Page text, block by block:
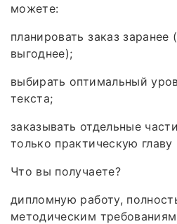
можете:
планировать заказ
выгоднее);
выбирать оптимальный
текста;
заказывать отдельные
только практическую
Что вы получаете?
дипломную работу,
методическим